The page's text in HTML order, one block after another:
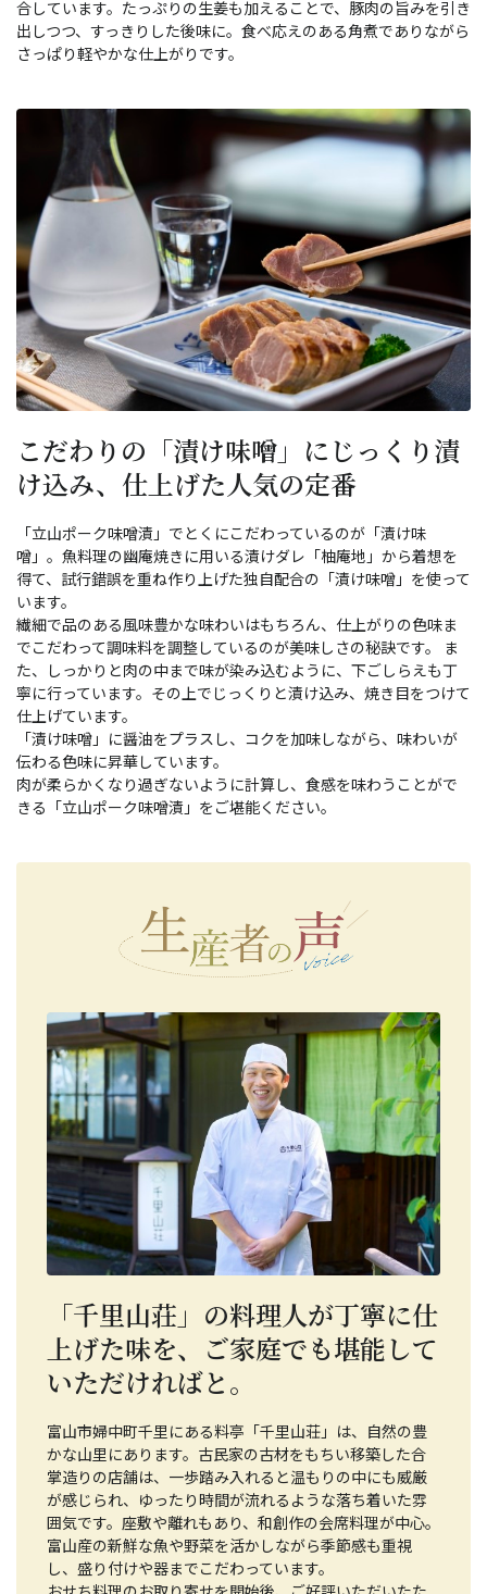
合しています。たっぷりの生姜も加えることで、豚肉の旨みを引き
出しつつ、すっきりした後味に。食べ応えのある角煮でありながら
さっぱり軽やかな仕上がりです。
こだわりの「漬け味噌」にじっくり漬
け込み、仕上げた人気の定番
「立山ポーク味噌漬」でとくにこだわっているのが「漬け味
噌」。魚料理の幽庵焼きに用いる漬けダレ「柚庵地」から着想を
得て、試行錯誤を重ね作り上げた独自配合の「漬け味噌」を使って
います。
繊細で品のある風味豊かな味わいはもちろん、仕上がりの色味ま
でこだわって調味料を調整しているのが美味しさの秘訣です。 ま
た、しっかりと肉の中まで味が染み込むように、下ごしらえも丁
寧に行っています。その上でじっくりと漬け込み、焼き目をつけて
仕上げています。
「漬け味噌」に醤油をプラスし、コクを加味しながら、味わいが
伝わる色味に昇華しています。
肉が柔らかくなり過ぎないように計算し、食感を味わうことがで
きる「立山ポーク味噌漬」をご堪能ください。
「千里山荘」の料理人が丁寧に仕
上げた味を、ご家庭でも堪能して
いただければと。
富山市婦中町千里にある料亭「千里山荘」は、自然の豊
かな山里にあります。古民家の古材をもちい移築した合
掌造りの店舗は、一歩踏み入れると温もりの中にも威厳
が感じられ、ゆったり時間が流れるような落ち着いた雰
囲気です。座敷や離れもあり、和創作の会席料理が中心。
富山産の新鮮な魚や野菜を活かしながら季節感も重視
し、盛り付けや器までこだわっています。